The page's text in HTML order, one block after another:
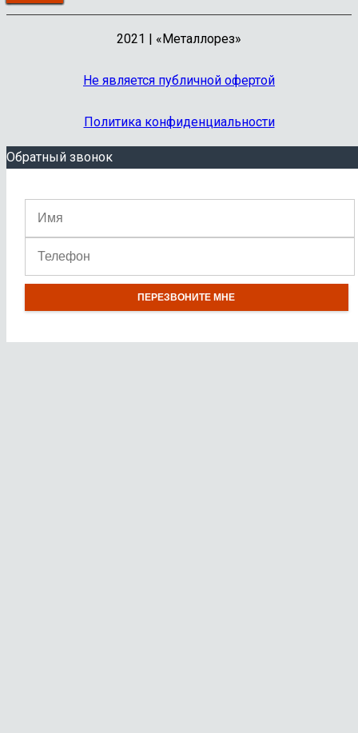
2021 | «Металлорез»
Не является публичной офертой
Политика конфиденциальности
Обратный звонок